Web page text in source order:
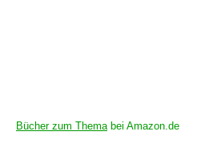
Bücher zum Themabei Amazon.de